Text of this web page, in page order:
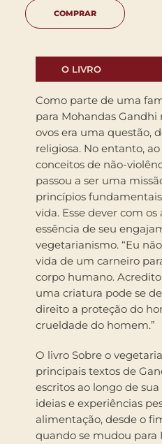
COMPRAR
O LIVRO
Como parte de uma
para Mohandas
ovos era uma questão,
religiosa. No entanto,
conceitos de não-
passou a ser uma
princípios
vida. Esse dever com
essência de seu
vegetarianismo. “Eu
vida de um carneiro
corpo humano.
uma criatura pode se
direito a proteção do
crueldade do homem.”
O livro Sobre o
principais textos de
escritos ao longo de
ideias e experiências
alimentação, desde o
quando se mudou para